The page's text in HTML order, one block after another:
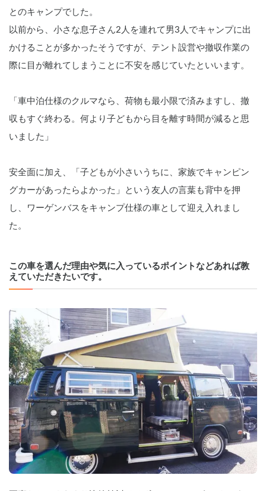
とのキャンプでした。
以前から、小さな息子さん2人を連れて男3人でキャンプに出
かけることが多かったそうですが、テント設営や撤収作業の
際に目が離れてしまうことに不安を感じていたといいます。
「車中泊仕様のクルマなら、荷物も最小限で済みますし、撤
収もすぐ終わる。何より子どもから目を離す時間が減ると思
いました」
安全面に加え、「子どもが小さいうちに、家族でキャンピン
グカーがあったらよかった」という友人の言葉も背中を押
し、ワーゲンバスをキャンプ仕様の車として迎え入れまし
た。
この車を選んだ理由や気に入っているポイントなどあれば教
えていただきたいです。